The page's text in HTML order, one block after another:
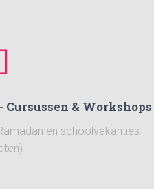
& Workshops
en schoolvakanties